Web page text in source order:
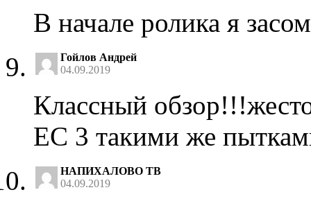
В начале ролика я
Гойлов Андрей
04.09.2019
Классный
ЕС 3 такими же
НАПИХАЛОВО ТВ
04.09.2019